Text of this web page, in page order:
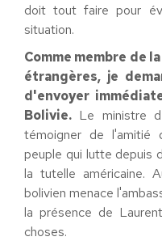
doit tout faire pour
situation.
Comme membre de
étrangères, je
d'envoyer
Bolivie. Le ministre
témoigner de l'amitié
peuple qui lutte depuis
la tutelle américaine.
bolivien menace
la présence de
choses.